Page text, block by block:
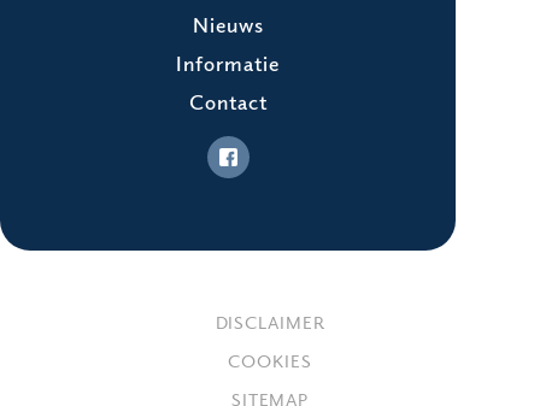
Nieuws
Informatie
Contact
DISCLAIMER
COOKIES
SITEMAP